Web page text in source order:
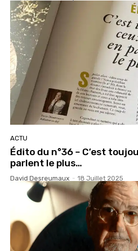
ACTU
Édito du n°36 – C’est
parlent le plus…
David Desreumaux - 18 Juillet 2025